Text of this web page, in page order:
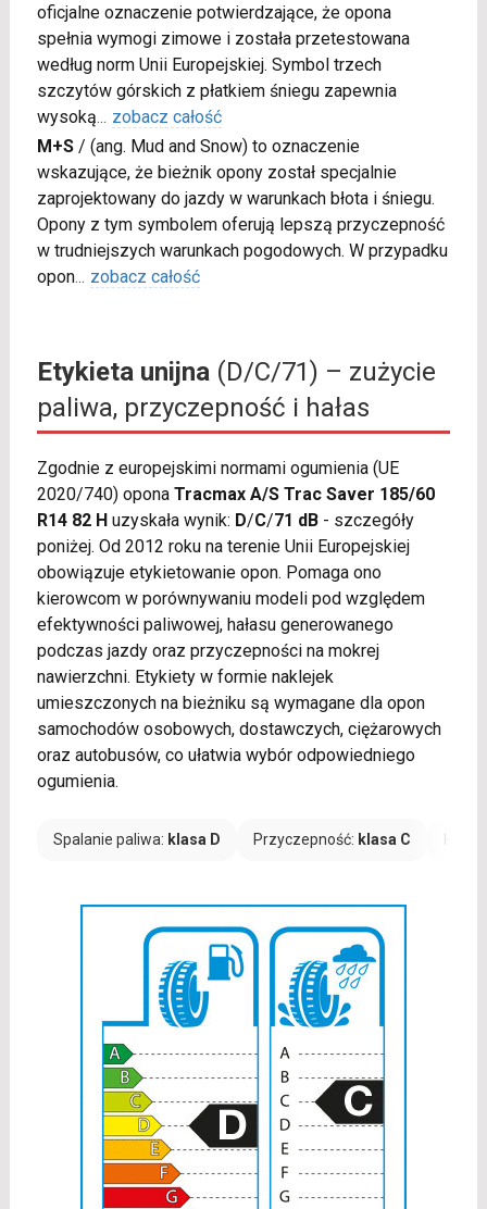
oficjalne oznaczenie potwierdzające, że opona
spełnia wymogi zimowe i została przetestowana
według norm Unii Europejskiej. Symbol trzech
szczytów górskich z płatkiem śniegu zapewnia
wysoką... zobacz całość
M+S/ (ang. Mud and Snow) to oznaczenie
wskazujące, że bieżnik opony został specjalnie
zaprojektowany do jazdy w warunkach błota i śniegu.
Opony z tym symbolem oferują lepszą przyczepność
w trudniejszych warunkach pogodowych. W przypadku
opon... zobacz całość
Etykieta unijna(D/C/71) – zużycie
paliwa, przyczepność i hałas
Zgodnie z europejskimi normami ogumienia (UE
2020/740) opona Tracmax A/S Trac Saver 185/60
R14 82 Huzyskała wynik: D/C/71 dB- szczegóły
poniżej. Od 2012 roku na terenie Unii Europejskiej
obowiązuje etykietowanie opon. Pomaga ono
kierowcom w porównywaniu modeli pod względem
efektywności paliwowej, hałasu generowanego
podczas jazdy oraz przyczepności na mokrej
nawierzchni. Etykiety w formie naklejek
umieszczonych na bieżniku są wymagane dla opon
samochodów osobowych, dostawczych, ciężarowych
oraz autobusów, co ułatwia wybór odpowiedniego
ogumienia.
Spalanie paliwa: klasa D Przyczepność: klasa C